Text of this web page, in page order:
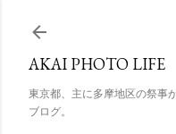
スキップして
AKAI PHOTO LIFE
東京都、主に多摩地区の祭事
ブログ。